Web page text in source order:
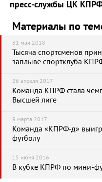
пресс-службы ЦК
Материалы по
31 мая 2018
Тысяча спортсменов
заплыве спортклуба
26 апреля 2017
Команда КПРФ стала
Высшей лиге
9 марта 2017
Команда «КПРФ-д»
футболу
15 июня 2016
В кубке КПРФ по мини-